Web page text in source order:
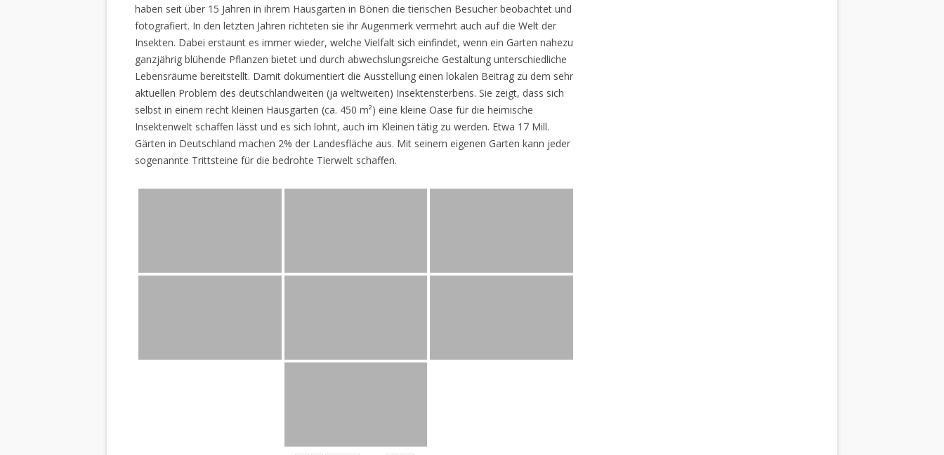
haben seit über 15 Jahren in ihrem Hausgarten in Bönen die tierischen Besucher beobachtet und
fotografiert. In den letzten Jahren richteten sie ihr Augenmerk vermehrt auch auf die Welt der
Insekten. Dabei erstaunt es immer wieder, welche Vielfalt sich einfindet, wenn ein Garten nahezu
ganzjährig blühende Pflanzen bietet und durch abwechslungsreiche Gestaltung unterschiedliche
Lebensräume bereitstellt. Damit dokumentiert die Ausstellung einen lokalen Beitrag zu dem sehr
aktuellen Problem des deutschlandweiten (ja weltweiten) Insektensterbens. Sie zeigt, dass sich
selbst in einem recht kleinen Hausgarten (ca. 450 m²) eine kleine Oase für die heimische
Insektenwelt schaffen lässt und es sich lohnt, auch im Kleinen tätig zu werden. Etwa 17 Mill.
Gärten in Deutschland machen 2% der Landesfläche aus. Mit seinem eigenen Garten kann jeder
sogenannte Trittsteine für die bedrohte Tierwelt schaffen.